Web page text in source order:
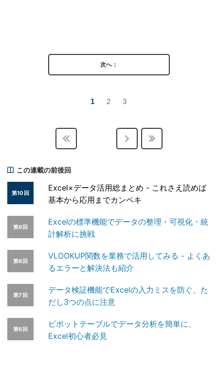
次へ：
1 2 3
この連載の前後回
第10回
Excel×データ活用総まとめ - これさえ読めば
基本から応用までカンペキ
第9回
Excelの標準機能でデータの整理・可視化・統
計解析に挑戦
第8回
VLOOKUP関数を業務で活用してみる - よくあ
るエラーと解決法も紹介
第7回
データ検証機能でExcelの入力ミスを防ぐ、た
だし3つの点に注意
第6回
ピボットテーブルでデータ分析を簡単に、
Excel初心者必見